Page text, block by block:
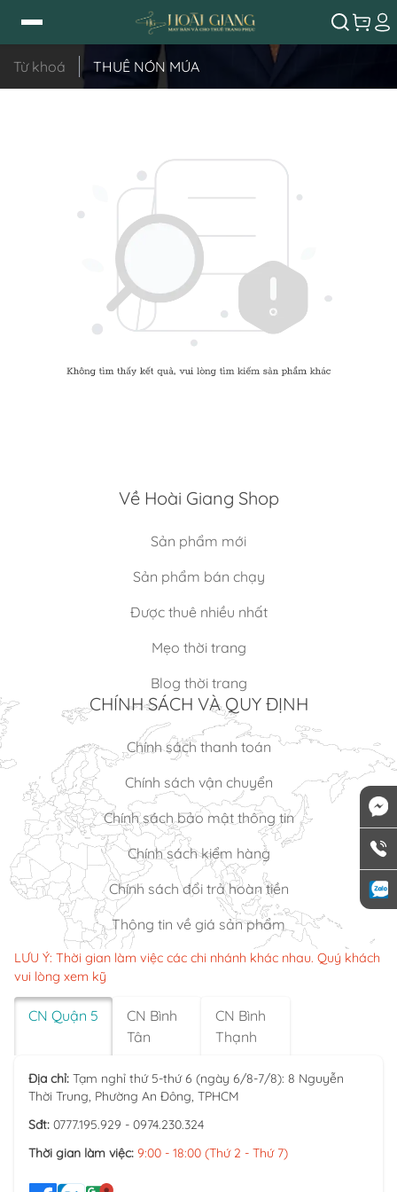
Từ khoá THUÊ NÓN MÚA
Về Hoài Giang Shop
Sản phẩm mới
Sản phẩm bán chạy
Được thuê nhiều nhất
Mẹo thời trang
Blog thời trang
CHÍNH SÁCH VÀ QUY ĐỊNH
Chính sách thanh toán
Chính sách vận chuyển
Chính sách bảo mật thông tin
Chính sách kiểm hàng
Chính sách đổi trả hoàn tiền
Thông tin về giá sản phẩm
LƯU Ý: Thời gian làm việc các chi nhánh khác nhau. Quý khách
vui lòng xem kỹ
CN Quận 5
CN Bình
Tân
CN Bình
Thạnh
Địa chỉ: Tạm nghỉ thứ 5-thứ 6 (ngày 6/8-7/8): 8 Nguyễn
Thời Trung, Phường An Đông, TPHCM
Sđt: 0777.195.929 - 0974.230.324
Thời gian làm việc: 9:00 - 18:00 (Thứ 2 - Thứ 7)
×